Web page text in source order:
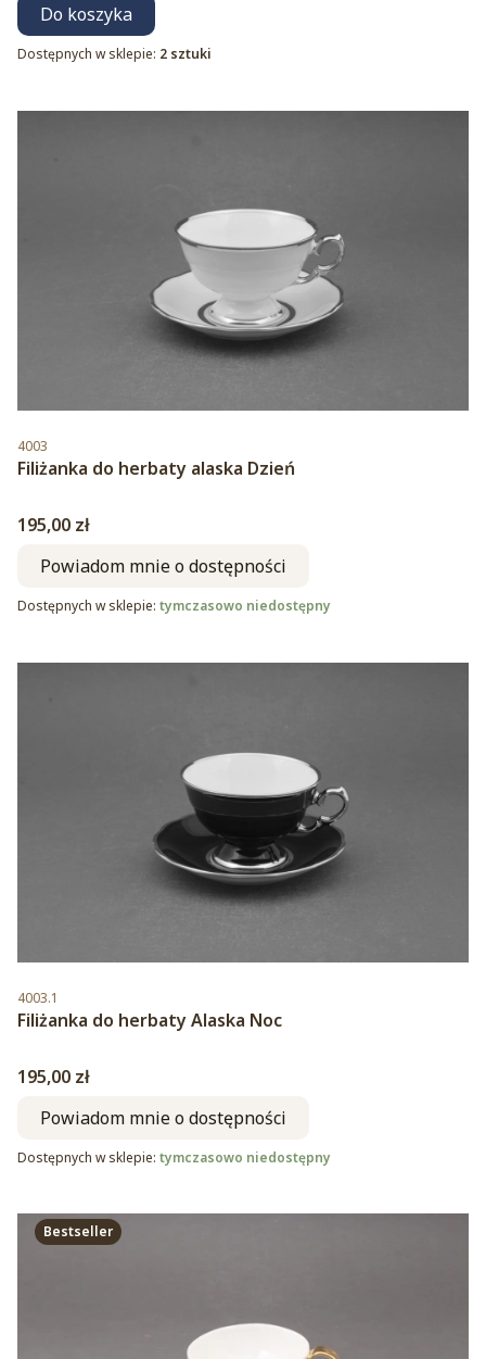
Do koszyka
Dostępnych w sklepie: 2 sztuki
Kod produktu
4003
Filiżanka do herbaty alaska Dzień
Cena
195,00 zł
Powiadom mnie o dostępności
Dostępnych w sklepie: tymczasowo niedostępny
Kod produktu
4003.1
Filiżanka do herbaty Alaska Noc
Cena
195,00 zł
Powiadom mnie o dostępności
Dostępnych w sklepie: tymczasowo niedostępny
Bestseller